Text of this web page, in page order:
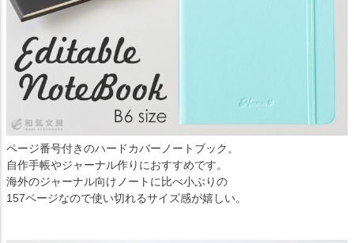
ページ番号付きのハードカバーノートブック。
自作手帳やジャーナル作りにおすすめです。
海外のジャーナル向けノートに比べ小ぶりの
157ページなので使い切れるサイズ感が嬉しい。